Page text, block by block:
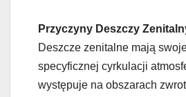
Przyczyny Deszczy
Deszcze zenitalne mają
specyficznej cyrkulacji
występuje na obszarach